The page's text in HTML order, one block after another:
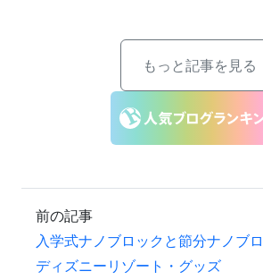
もっと記事を見る
前の記事
入学式ナノブロックと節分ナノブ
ディズニーリゾート・グッズ